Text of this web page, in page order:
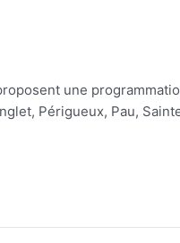
une
Périgueux, Pau,